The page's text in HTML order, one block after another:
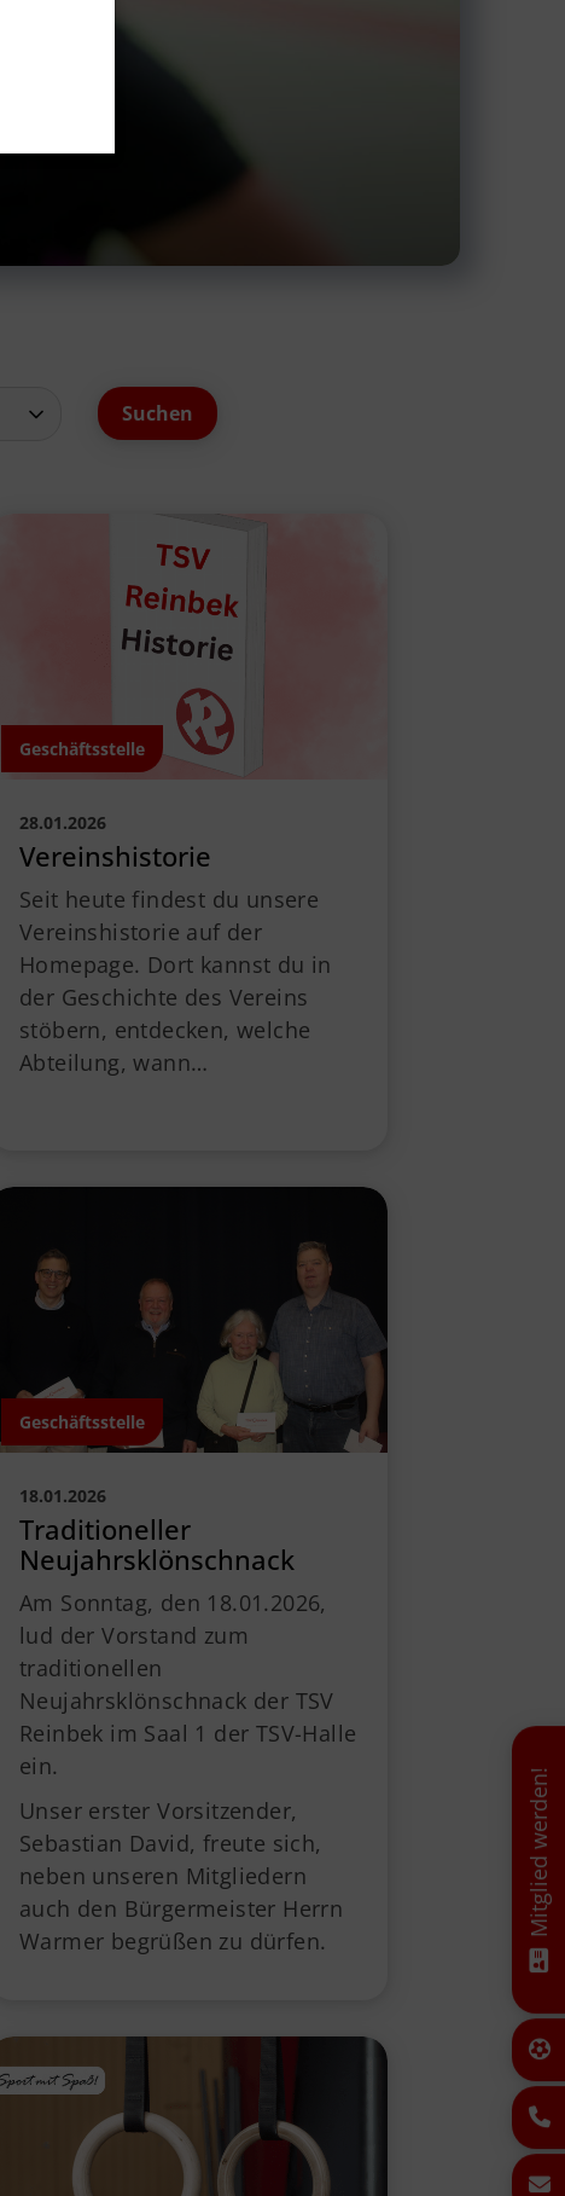
Geschäftsstelle
28.01.2026
Vereinshistorie
Seit heute findest du unsere
Vereinshistorie auf der
Homepage. Dort kannst du in
der Geschichte des Vereins
stöbern, entdecken, welche
Abteilung, wann…
Geschäftsstelle
18.01.2026
Traditioneller
Neujahrsklönschnack
Am Sonntag, den 18.01.2026,
lud der Vorstand zum
traditionellen
Neujahrsklönschnack der TSV
Reinbek im Saal 1 der TSV-Halle
ein.
Unser erster Vorsitzender,
Sebastian David, freute sich,
neben unseren Mitgliedern
auch den Bürgermeister Herrn
Warmer begrüßen zu dürfen.
Mitglied werden!
Geschäftsstelle
TSV Reinbek
Theodor-Storm-Str. 22
21465 Reinbek
040 - 40 11 326-0
info@tsv-reinbek.de